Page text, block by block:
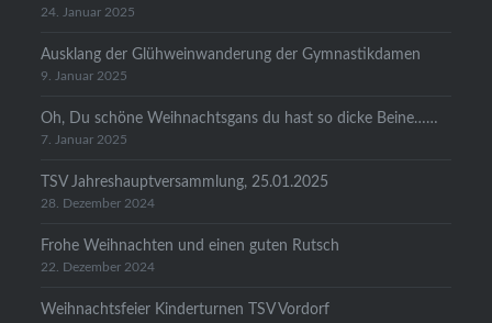
24. Januar 2025
Ausklang der Glühweinwanderung der Gymnastikdamen
9. Januar 2025
Oh, Du schöne Weihnachtsgans du hast so dicke Beine……
7. Januar 2025
TSV Jahreshauptversammlung, 25.01.2025
28. Dezember 2024
Frohe Weihnachten und einen guten Rutsch
22. Dezember 2024
Weihnachtsfeier Kinderturnen TSV Vordorf